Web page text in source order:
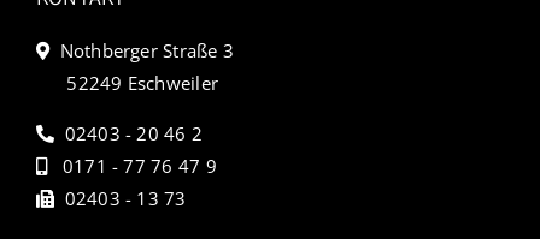
Nothberger Straße 3
52249 Eschweiler
02403 - 20 46 2
0171 - 77 76 47 9
02403 - 13 73